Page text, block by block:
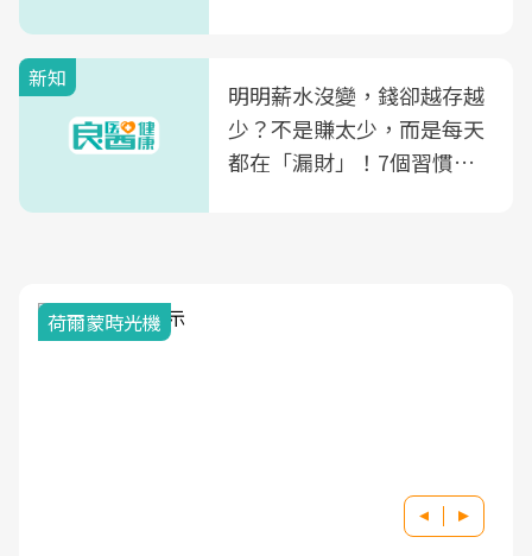
新知
明明薪水沒變，錢卻越存越
少？不是賺太少，而是每天
都在「漏財」！7個習慣一
荷爾蒙時光機